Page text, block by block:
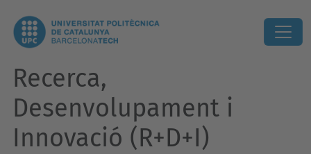
Recerca,
Desenvolupament i
Innovació (R+D+I)